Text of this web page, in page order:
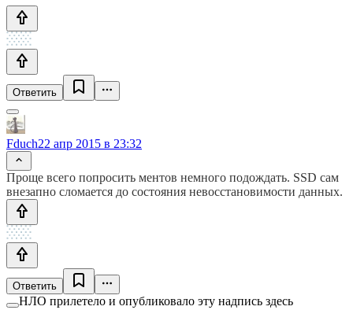
Ответить
Fduch22 апр 2015 в 23:32
Проще всего попросить ментов немного подождать. SSD сам
внезапно сломается до состояния невосстановимости данных.
Ответить
НЛО прилетело и опубликовало эту надпись здесь